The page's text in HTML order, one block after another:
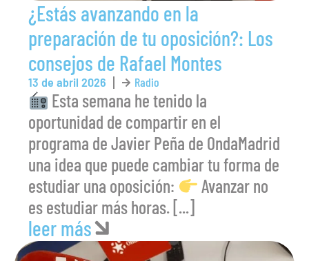
¿Estás avanzando en la
preparación de tu oposición?: Los
consejos de Rafael Montes
13 de abril 2026 Radio
Esta semana he tenido la
oportunidad de compartir en el
programa de Javier Peña de OndaMadrid
una idea que puede cambiar tu forma de
estudiar una oposición:
Avanzar no
es estudiar más horas. [...]
leer más